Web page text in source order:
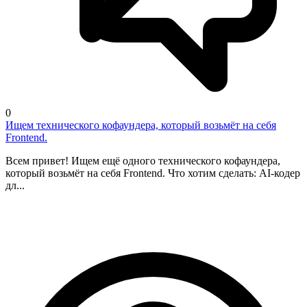
0
Ищем технического кофаундера, который возьмёт на себя
Frontend.
Всем привет! Ищем ещё одного технического кофаундера,
который возьмёт на себя Frontend. Что хотим сделать: AI-кодер
дл...